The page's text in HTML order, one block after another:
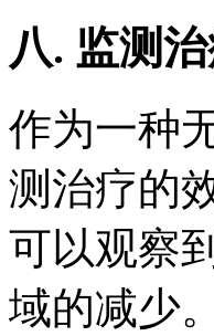
八. 监测
作为一种
测治疗的
可以观察
域的减少